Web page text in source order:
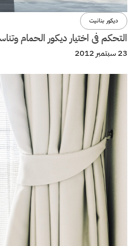
ديكور بنانيت
التحكم فى اختيار ديكور الحمام
23 سبتمبر 2012